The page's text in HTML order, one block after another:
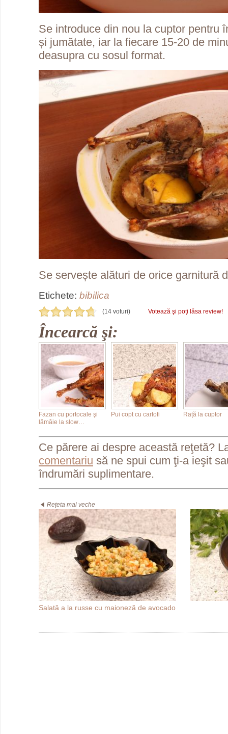
Se introduce din nou la cuptor pentru
și jumătate, iar la fiecare 15-20 de
deasupra cu sosul format.
Se servește alături de orice garnitură
Etichete: bibilica
(14 voturi) Votează şi poți lăsa review!
Încearcă şi:
Fazan cu portocale şi
lămâie la slow…
Pui copt cu cartofi Rață la cuptor
Ce părere ai despre această reţetă?
comentariu să ne spui cum ţi-a ieşit
îndrumări suplimentare.
Rețeta mai veche
Salată a la russe cu maioneză de avocado